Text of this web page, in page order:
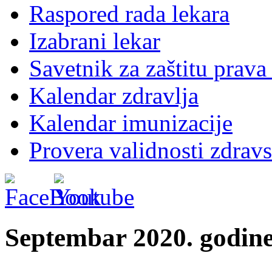
Raspored rada lekara
Izabrani lekar
Savetnik za zaštitu
Kalendar zdravlja
Kalendar imunizacije
Provera validnosti
Septembar 2020.